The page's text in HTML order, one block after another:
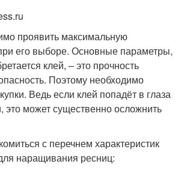
проявить максимальную
его выборе. Основные параметры,
клей, – это прочность
Поэтому необходимо
Ведь если клей попадёт в глаза
может существенно осложнить
с перечнем характеристик
наращивания ресниц: